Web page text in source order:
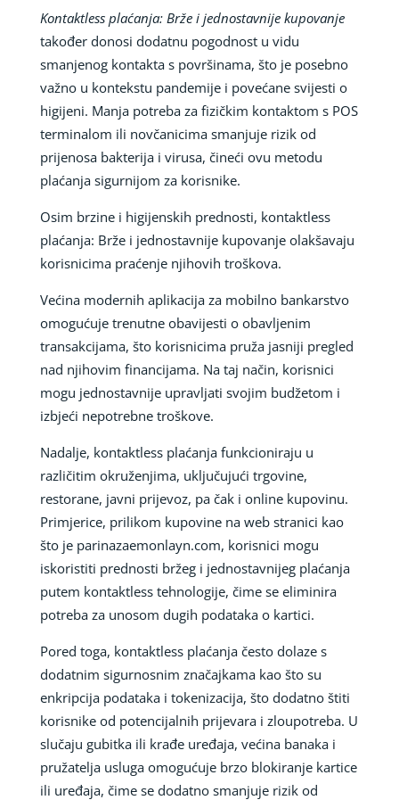
Kontaktless plaćanja: Brže i jednostavnije kupovanje
također donosi dodatnu pogodnost u vidu
smanjenog kontakta s površinama, što je posebno
važno u kontekstu pandemije i povećane svijesti o
higijeni. Manja potreba za fizičkim kontaktom s POS
terminalom ili novčanicima smanjuje rizik od
prijenosa bakterija i virusa, čineći ovu metodu
plaćanja sigurnijom za korisnike.
Osim brzine i higijenskih prednosti, kontaktless
plaćanja: Brže i jednostavnije kupovanje olakšavaju
korisnicima praćenje njihovih troškova.
Većina modernih aplikacija za mobilno bankarstvo
omogućuje trenutne obavijesti o obavljenim
transakcijama, što korisnicima pruža jasniji pregled
nad njihovim financijama. Na taj način, korisnici
mogu jednostavnije upravljati svojim budžetom i
izbjeći nepotrebne troškove.
Nadalje, kontaktless plaćanja funkcioniraju u
različitim okruženjima, uključujući trgovine,
restorane, javni prijevoz, pa čak i online kupovinu.
Primjerice, prilikom kupovine na web stranici kao
što je parinazaemonlayn.com, korisnici mogu
iskoristiti prednosti bržeg i jednostavnijeg plaćanja
putem kontaktless tehnologije, čime se eliminira
potreba za unosom dugih podataka o kartici.
Pored toga, kontaktless plaćanja često dolaze s
dodatnim sigurnosnim značajkama kao što su
enkripcija podataka i tokenizacija, što dodatno štiti
korisnike od potencijalnih prijevara i zloupotreba. U
slučaju gubitka ili krađe uređaja, većina banaka i
pružatelja usluga omogućuje brzo blokiranje kartice
ili uređaja, čime se dodatno smanjuje rizik od